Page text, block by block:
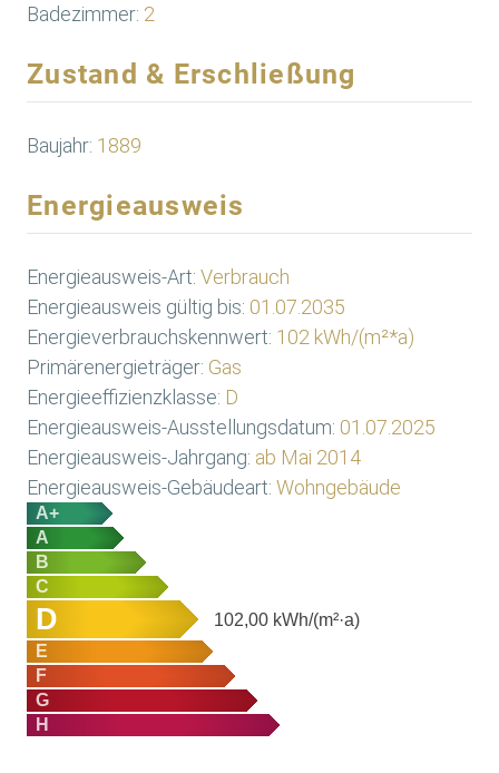
Badezimmer: 2
Zustand & Erschließung
Baujahr: 1889
Energieausweis
Energieausweis-Art: Verbrauch
Energieausweis gültig bis: 01.07.2035
Energieverbrauchskennwert: 102 kWh/(m²*a)
Primärenergieträger: Gas
Energieeffizienzklasse: D
Energieausweis-Ausstellungsdatum: 01.07.2025
Energieausweis-Jahrgang: ab Mai 2014
Energieausweis-Gebäudeart: Wohngebäude
A+
A
B
C
D 102,00 kWh/(m²·a)
E
F
G
H